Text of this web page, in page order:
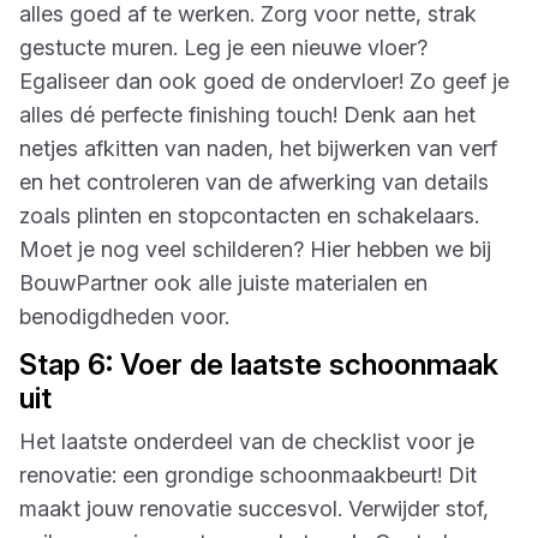
alles goed af te werken. Zorg voor nette, strak
gestucte muren. Leg je een nieuwe vloer?
Egaliseer dan ook goed de ondervloer! Zo geef je
alles dé perfecte finishing touch! Denk aan het
netjes afkitten van naden, het bijwerken van verf
en het controleren van de afwerking van details
zoals plinten en stopcontacten en schakelaars.
Moet je nog veel schilderen? Hier hebben we bij
BouwPartner ook alle juiste materialen en
benodigdheden voor.
Stap 6: Voer de laatste schoonmaak
uit
Het laatste onderdeel van de checklist voor je
renovatie: een grondige schoonmaakbeurt! Dit
maakt jouw renovatie succesvol. Verwijder stof,